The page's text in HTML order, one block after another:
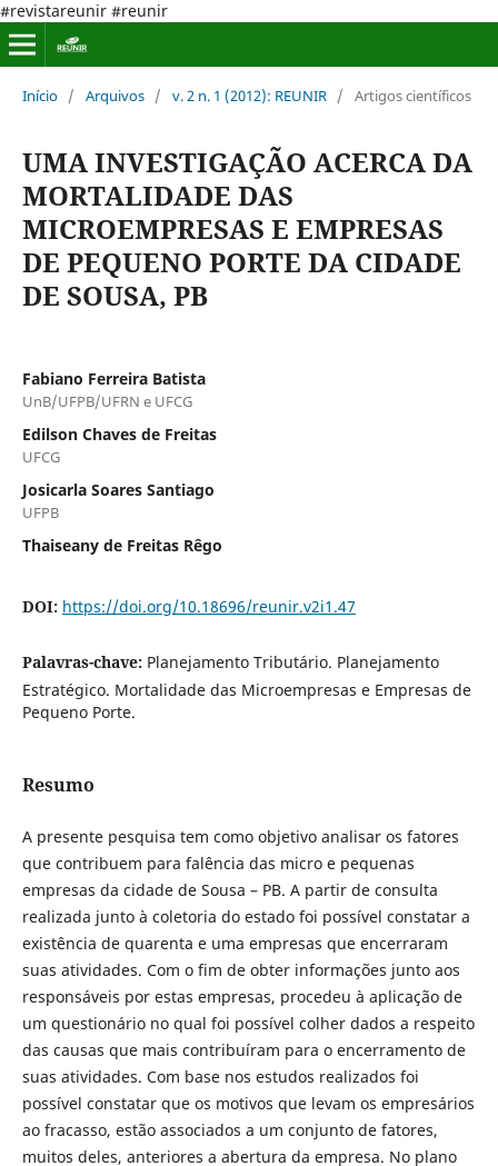
#revistareunir #reunir
Início / Arquivos / v. 2 n. 1 (2012): REUNIR / Artigos científicos
UMA INVESTIGAÇÃO ACERCA DA
MORTALIDADE DAS
MICROEMPRESAS E EMPRESAS
DE PEQUENO PORTE DA CIDADE
DE SOUSA, PB
Fabiano Ferreira Batista
UnB/UFPB/UFRN e UFCG
Edilson Chaves de Freitas
UFCG
Josicarla Soares Santiago
UFPB
Thaiseany de Freitas Rêgo
DOI: https://doi.org/10.18696/reunir.v2i1.47
Palavras-chave: Planejamento Tributário. Planejamento
Estratégico. Mortalidade das Microempresas e Empresas de
Pequeno Porte.
Resumo
A presente pesquisa tem como objetivo analisar os fatores
que contribuem para falência das micro e pequenas
empresas da cidade de Sousa – PB. A partir de consulta
realizada junto à coletoria do estado foi possível constatar a
existência de quarenta e uma empresas que encerraram
suas atividades. Com o fim de obter informações junto aos
responsáveis por estas empresas, procedeu à aplicação de
um questionário no qual foi possível colher dados a respeito
das causas que mais contribuíram para o encerramento de
suas atividades. Com base nos estudos realizados foi
possível constatar que os motivos que levam os empresários
ao fracasso, estão associados a um conjunto de fatores,
muitos deles, anteriores a abertura da empresa. No plano